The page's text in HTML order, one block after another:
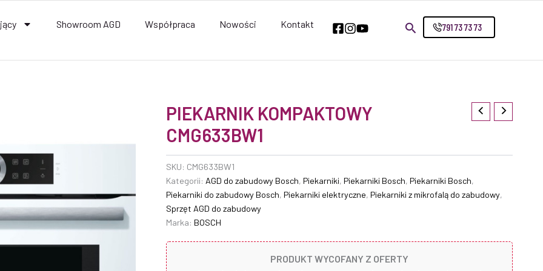
791 73 73 73
Showroom AGD Współpraca Nowości Kontakt
PIEKARNIK KOMPAKTOWY
CMG633BW1
SKU: CMG633BW1
Kategorii: AGD do zabudowy Bosch, Piekarniki, Piekarniki Bosch, Piekarniki Bosch,
Piekarniki do zabudowy Bosch, Piekarniki elektryczne, Piekarniki z mikrofalą do zabudowy,
Sprzęt AGD do zabudowy
Marka: BOSCH
PRODUKT WYCOFANY Z OFERTY